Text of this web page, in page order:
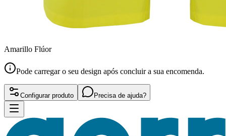
Amarillo Flúor
Pode carregar o seu design após concluir a sua encomenda.
Configurar produto Precisa de ajuda?